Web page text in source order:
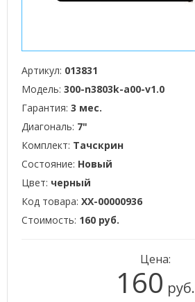
Артикул: 013831
Модель: 300-n3803k-a00-v1.0
Гарантия: 3 мес.
Диагональ: 7"
Комплект: Тачскрин
Состояние: Новый
Цвет: черный
Код товара: XX-00000936
Стоимость: 160 руб.
Цена:
160 руб.